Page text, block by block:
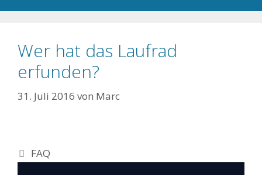
Wer hat das Laufrad
erfunden?
31. Juli 2016 von Marc
Kategorien
FAQ